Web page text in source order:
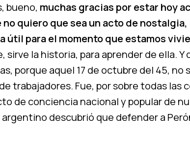
bueno, muchas gracias por estar hoy
quiero que sea un acto de nostalgia,
útil para el momento que estamos
sirve la historia, para aprender de ella. Y
porque aquel 17 de octubre del 45, no
trabajadores. Fue, por sobre todas las
de conciencia nacional y popular de
descubrió que defender a